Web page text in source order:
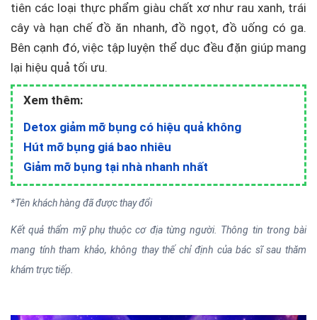
tiên các loại thực phẩm giàu chất xơ như rau xanh, trái
cây và hạn chế đồ ăn nhanh, đồ ngọt, đồ uống có ga.
Bên cạnh đó, việc tập luyện thể dục đều đặn giúp mang
lại hiệu quả tối ưu.
Xem thêm:
Detox giảm mỡ bụng có hiệu quả không
Hút mỡ bụng giá bao nhiêu
Giảm mỡ bụng tại nhà nhanh nhất
*Tên khách hàng đã được thay đổi
Kết quả thẩm mỹ phụ thuộc cơ địa từng người. Thông tin trong bài
mang tính tham khảo, không thay thế chỉ định của bác sĩ sau thăm
khám trực tiếp.